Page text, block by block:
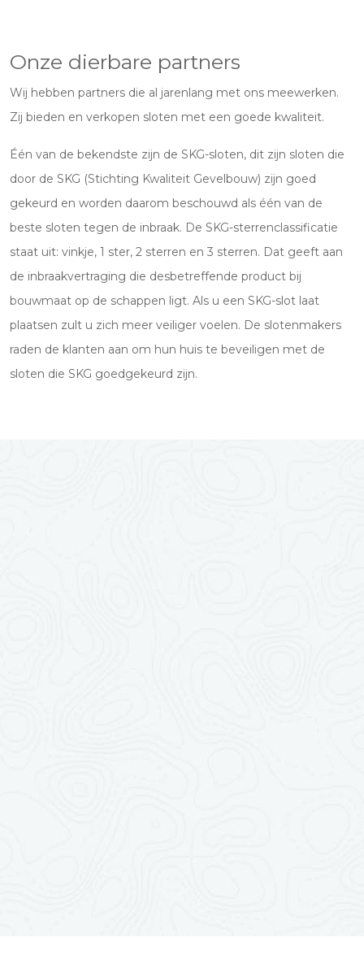
Onze dierbare partners
Wij hebben partners die al jarenlang met ons meewerken.
Zij bieden en verkopen sloten met een goede kwaliteit.
Één van de bekendste zijn de SKG-sloten, dit zijn sloten die
door de SKG (Stichting Kwaliteit Gevelbouw) zijn goed
gekeurd en worden daarom beschouwd als één van de
beste sloten tegen de inbraak. De SKG-sterrenclassificatie
staat uit: vinkje, 1 ster, 2 sterren en 3 sterren. Dat geeft aan
de inbraakvertraging die desbetreffende product bij
bouwmaat op de schappen ligt. Als u een SKG-slot laat
plaatsen zult u zich meer veiliger voelen. De slotenmakers
raden de klanten aan om hun huis te beveiligen met de
sloten die SKG goedgekeurd zijn.